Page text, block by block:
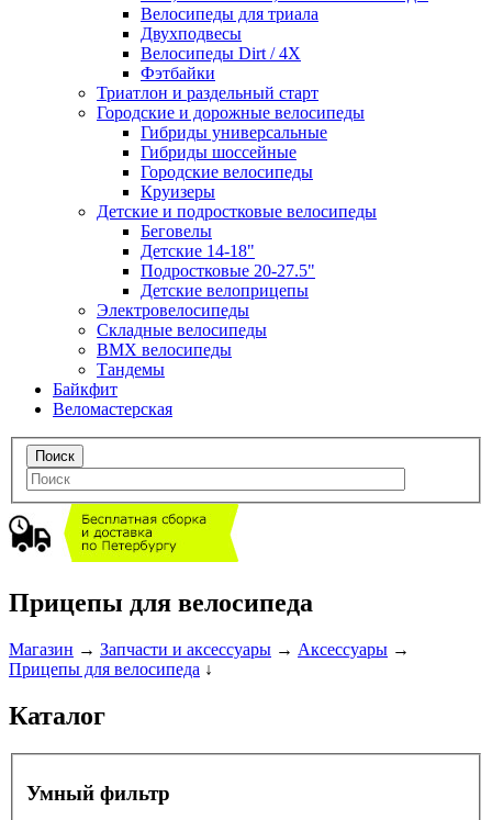
Велосипеды для триала
Двухподвесы
Велосипеды Dirt / 4X
Фэтбайки
Триатлон и раздельный старт
Городские и дорожные велосипеды
Гибриды универсальные
Гибриды шоссейные
Городские велосипеды
Круизеры
Детские и подростковые велосипеды
Беговелы
Детские 14-18"
Подростковые 20-27.5"
Детские велоприцепы
Электровелосипеды
Складные велосипеды
BMX велосипеды
Тандемы
Байкфит
Веломастерская
Прицепы для велосипеда
Магазин → Запчасти и аксессуары → Аксессуары →
Прицепы для велосипеда ↓
Каталог
Умный фильтр